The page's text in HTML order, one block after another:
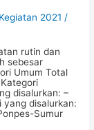
Kegiatan 2021 /
rutin dan
sebesar
Umum Total
disalurkan: –
yang disalurkan:
Sumur